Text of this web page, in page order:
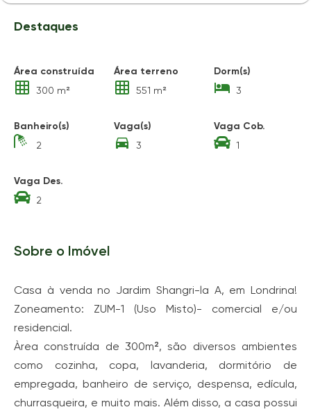
Destaques
Área construída
300 m²
Área terreno
551 m²
Dorm(s)
3
Banheiro(s)
2
Vaga(s)
3
Vaga Cob.
1
Vaga Des.
2
Sobre o Imóvel
Casa à venda no Jardim Shangri-la A, em Londrina!
Zoneamento: ZUM-1 (Uso Misto)- comercial e/ou
residencial.
Àrea construída de 300m², são diversos ambientes
como cozinha, copa, lavanderia, dormitório de
empregada, banheiro de serviço, despensa, edícula,
churrasqueira, e muito mais. Além disso, a casa possui